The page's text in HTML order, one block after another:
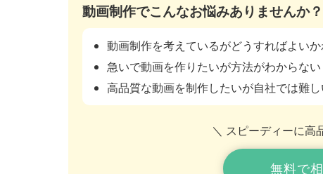
動画制作でこんなお悩みありませんか？
動画制作を考えているがどうすればよい
急いで動画を作りたいが方法がわからない
高品質な動画を制作したいが自社では難
＼ スピーディーに高
無料で